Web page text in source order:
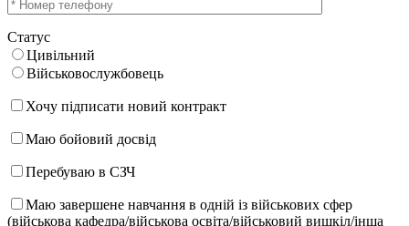
Статус
Цивільний
Військовослужбовець
Хочу підписати новий контракт
Маю бойовий досвід
Перебуваю в СЗЧ
Маю завершене навчання в одній із військових сфер
(військова кафедра/військова освіта/військовий вишкіл/інша